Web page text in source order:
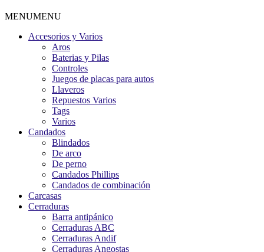
MENUMENU
Accesorios y Varios
Aros
Baterias y Pilas
Controles
Juegos de placas para autos
Llaveros
Repuestos Varios
Tags
Varios
Candados
Blindados
De arco
De perno
Candados Phillips
Candados de combinación
Carcasas
Cerraduras
Barra antipánico
Cerraduras ABC
Cerraduras Andif
Cerraduras Angostas